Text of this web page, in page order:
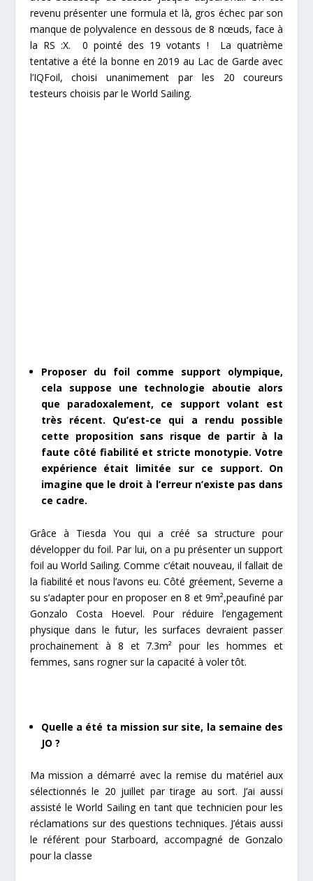
revenu présenter une formula et là, gros échec par son
manque de polyvalence en dessous de 8 nœuds, face à
la RS :X. 0 pointé des 19 votants ! La quatrième
tentative a été la bonne en 2019 au Lac de Garde avec
l’IQFoil, choisi unanimement par les 20 coureurs
testeurs choisis par le World Sailing.
Proposer du foil comme support olympique,
cela suppose une technologie aboutie alors
que paradoxalement, ce support volant est
très récent. Qu’est-ce qui a rendu possible
cette proposition sans risque de partir à la
faute côté fiabilité et stricte monotypie. Votre
expérience était limitée sur ce support. On
imagine que le droit à l’erreur n’existe pas dans
ce cadre.
Grâce à Tiesda You qui a créé sa structure pour
développer du foil. Par lui, on a pu présenter un support
foil au World Sailing. Comme c’était nouveau, il fallait de
la fiabilité et nous l’avons eu. Côté gréement, Severne a
su s’adapter pour en proposer en 8 et 9m²,peaufiné par
Gonzalo Costa Hoevel. Pour réduire l’engagement
physique dans le futur, les surfaces devraient passer
prochainement à 8 et 7.3m² pour les hommes et
femmes, sans rogner sur la capacité à voler tôt.
Quelle a été ta mission sur site, la semaine des
JO ?
Ma mission a démarré avec la remise du matériel aux
sélectionnés le 20 juillet par tirage au sort. J’ai aussi
assisté le World Sailing en tant que technicien pour les
réclamations sur des questions techniques. J’étais aussi
le référent pour Starboard, accompagné de Gonzalo
pour la classe